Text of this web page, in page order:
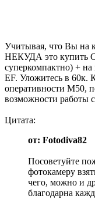
Учитывая, что Вы
НЕКУДА это купить
суперкомпактно) +
EF. Уложитесь в 60к.
оперативности М50,
возможности работы
Цитата:
от: Fotodiva82
Посоветуйте
фотокамеру
чего, можно и
благодарна